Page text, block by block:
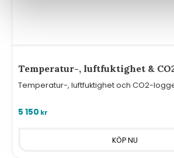
Temperatur-, luftfuktighet &
Temperatur-, luftfuktighet och CO2-
5 150 kr